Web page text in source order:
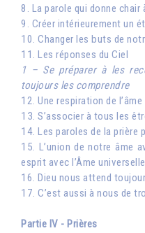
8. La parole qui donne
9. Créer intérieurement un
10. Changer les buts de
11. Les réponses du Ciel
1 – Se préparer à les
toujours les comprendre
12. Une respiration de l’âme
13. S’associer à tous les
14. Les paroles de la prière
15. L’union de notre âme
esprit avec l’Âme universelle
16. Dieu nous attend
17. C’est aussi à nous de
Partie IV - Prières